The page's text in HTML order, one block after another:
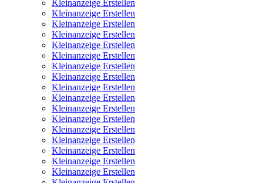
Kleinanzeige Erstellen
Kleinanzeige Erstellen
Kleinanzeige Erstellen
Kleinanzeige Erstellen
Kleinanzeige Erstellen
Kleinanzeige Erstellen
Kleinanzeige Erstellen
Kleinanzeige Erstellen
Kleinanzeige Erstellen
Kleinanzeige Erstellen
Kleinanzeige Erstellen
Kleinanzeige Erstellen
Kleinanzeige Erstellen
Kleinanzeige Erstellen
Kleinanzeige Erstellen
Kleinanzeige Erstellen
Kleinanzeige Erstellen